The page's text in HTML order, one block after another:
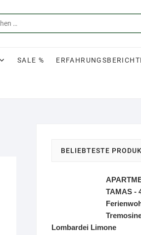
SALE %
BELIEBTESTE
TAMAS -
Lombardei Limone